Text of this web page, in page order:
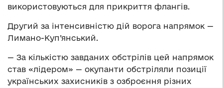
використовуються для прикриття флангів.
Другий за інтенсивністю дій ворога напрямок —
Лимано-Куп’янський.
— За кількістю завданих обстрілів цей напрямок
став «лідером» — окупанти обстріляли позиції
українських захисників з озброєння різних